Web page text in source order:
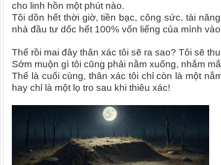
cho linh hồn một phút nào.
Tôi dồn hết thời giờ, tiền bạc, công sức, tài
nhà đầu tư dốc hết 100% vốn liếng của mình
Thế rồi mai đây thân xác tôi sẽ ra sao? Tôi sẽ
Sớm muộn gì tôi cũng phải nằm xuống, nhắm
Thế là cuối cùng, thân xác tôi chỉ còn là một
hay chỉ là một lọ tro sau khi thiêu xác!